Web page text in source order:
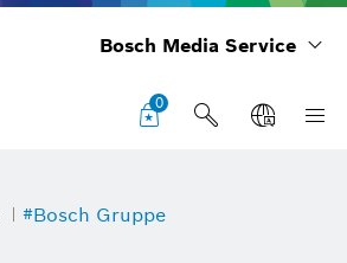
Bosch Media Service
0
#Bosch Gruppe